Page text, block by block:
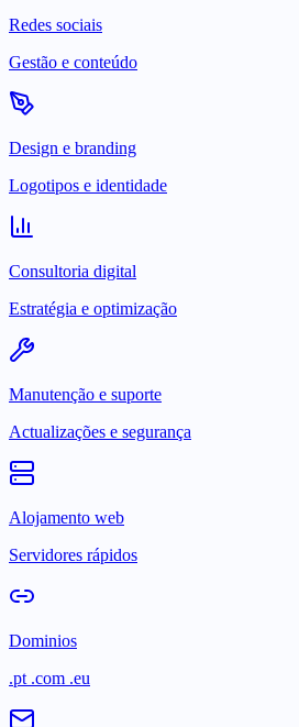
Redes sociais
Gestão e conteúdo
Design e branding
Logotipos e identidade
Consultoria digital
Estratégia e optimização
Manutenção e suporte
Actualizações e segurança
Alojamento web
Servidores rápidos
Dominios
.pt .com .eu